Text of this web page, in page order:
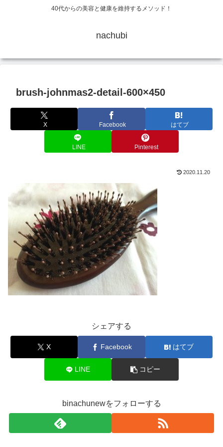
40代からの美容と健康を維持するメソッド！
nachubi
brush-johnmas2-detail-600×450
X Facebook はてブ
LINE Pinterest
2020.11.20
シェアする
X Facebook はてブ
LINE コピー
binachunewをフォローする